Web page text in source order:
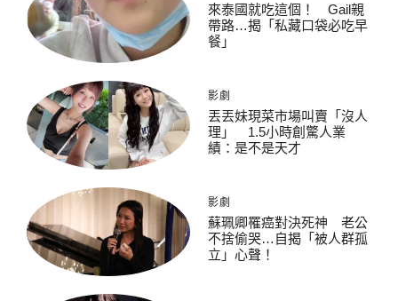
來泰國就吃這個！ Gail親
帶路…揭「私藏口袋必吃早
餐」
影劇
丟丟妹現菜市場叫賣「沒人
理」 1.5小時創驚人業
績：是不是天才
影劇
蘇珮卿罹癌對決死神 老公
不捨偷哭…自揭「被人群孤
立」心聲！